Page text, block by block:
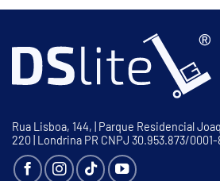
Rua Lisboa, 144, | Parque Residencial
220 | Londrina PR CNPJ 30.953.873/